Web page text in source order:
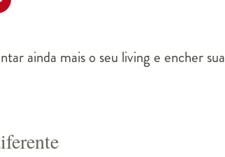
ainda mais o seu living e encher sua